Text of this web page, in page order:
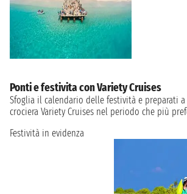
Ponti e festivita con Variety Cruises
Sfoglia il calendario delle festività e preparati
crociera Variety Cruises nel periodo che più
Festività in evidenza